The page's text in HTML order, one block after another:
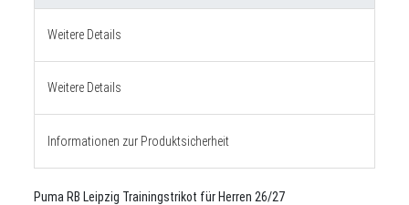
Weitere Details
Weitere Details
Informationen zur Produktsicherheit
Puma RB Leipzig Trainingstrikot für Herren 26/27